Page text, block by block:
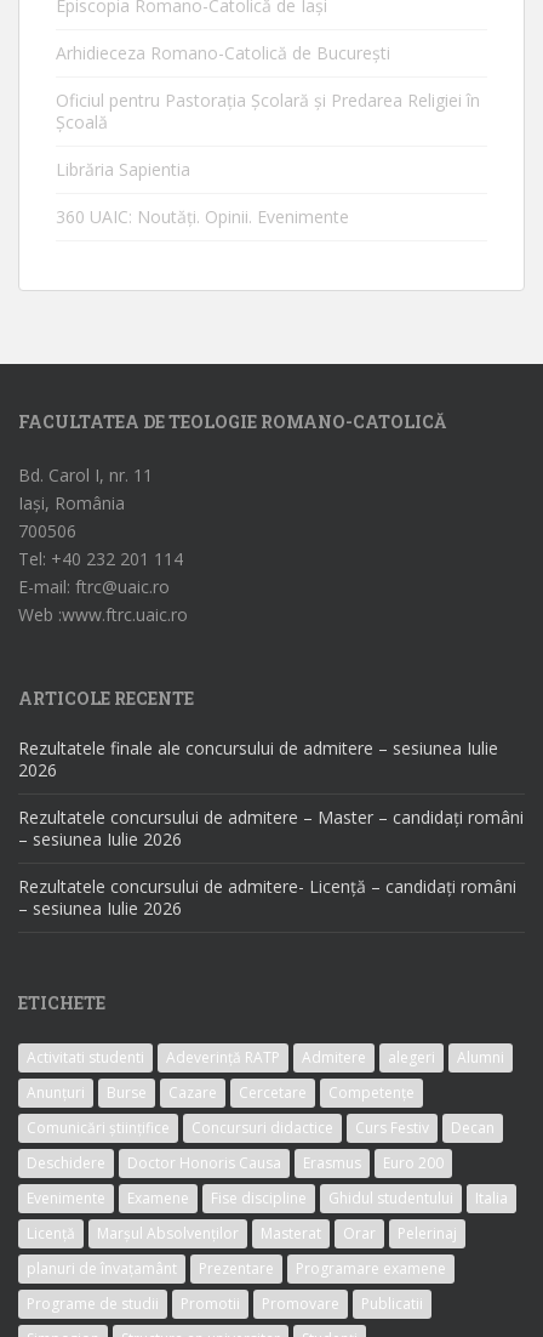
Episcopia Romano-Catolică de Iaşi
Arhidieceza Romano-Catolică de Bucureşti
Oficiul pentru Pastorația Școlară și Predarea Religiei în
Școală
Librăria Sapientia
360 UAIC: Noutăţi. Opinii. Evenimente
FACULTATEA DE TEOLOGIE ROMANO-CATOLICĂ
Bd. Carol I, nr. 11
Iași, România
700506
Tel: +40 232 201 114
E-mail: ftrc@uaic.ro
Web :www.ftrc.uaic.ro
ARTICOLE RECENTE
Rezultatele finale ale concursului de admitere – sesiunea Iulie
2026
Rezultatele concursului de admitere – Master – candidați români
– sesiunea Iulie 2026
Rezultatele concursului de admitere- Licență – candidați români
– sesiunea Iulie 2026
ETICHETE
Activitati studenti Adeverință RATP Admitere alegeri
Alumni
Anunțuri
Burse Cazare Cercetare
Competențe
Comunicări științifice
Concursuri didactice Curs Festiv
Decan
Deschidere
Doctor Honoris Causa Erasmus
Euro 200
Evenimente
Examene Fise discipline Ghidul studentului
Italia
Licență
Marșul Absolvenților Masterat Orar
Pelerinaj
planuri de învațamânt
Prezentare
Programare examene
Programe de studii
Promotii Promovare
Publicatii